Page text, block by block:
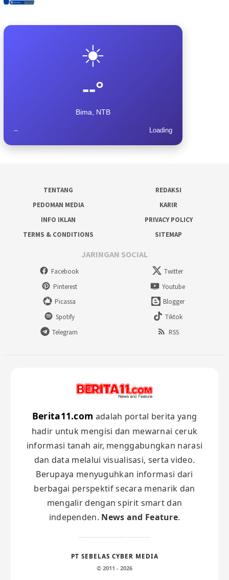
☀️
--°
Bima, NTB
-- Loading
TENTANG
REDAKSI
PEDOMAN MEDIA
KARIR
INFO IKLAN
PRIVACY POLICY
TERMS & CONDITIONS
SITEMAP
JARINGAN SOCIAL
Facebook
Twitter
Pinterest
Youtube
Picassa
Blogger
Spotify
Tiktok
Telegram
RSS
Berita11.com adalah portal berita yang
hadir untuk mengisi dan mewarnai ceruk
informasi tanah air, menggabungkan narasi
dan data melalui visualisasi, serta video.
Berupaya menyuguhkan informasi dari
berbagai perspektif secara menarik dan
mengalir dengan spirit smart dan
independen. News and Feature.
PT SEBELAS CYBER MEDIA
© 2011 - 2026